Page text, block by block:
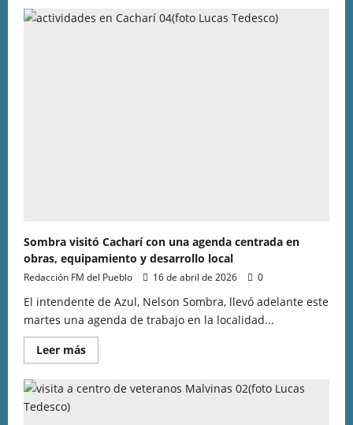
Sombra visitó Cacharí con una agenda centrada en
obras, equipamiento y desarrollo local
Redacción FM del Pueblo 16 de abril de 2026 0
El intendente de Azul, Nelson Sombra, llevó adelante este
martes una agenda de trabajo en la localidad...
Leer más